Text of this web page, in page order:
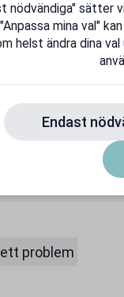
problem
20 % seniorrabatt
Till rabatten
nödvändiga" sätter
mina val"
helst ändra dina
Endast